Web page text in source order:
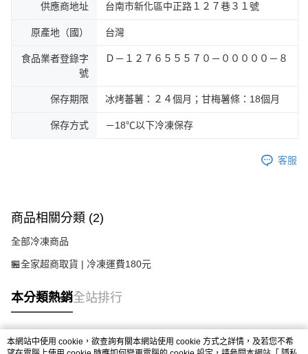
供應商地址 台南市新化區中正路１２７巷３１號
原產地（國） 台灣
食品業者登錄字
號
Ｄ－１２７６５５５７０－０００００－８
保存期限 冰烤蕃薯：２４個月；甘梅薯條：18個月
保存方式 －18℃以下冷凍保存
客服
商品相關分類 (2)
全部冷凍商品
🏪全家超商取貨 | 冷凍運費180元
本分類熱銷全站排行
熱門標籤
本網站中使用 cookie，欲查詢有關本網站使用 cookie 方式之詳情，及若您不希